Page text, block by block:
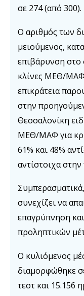
σε 274 (από 300).
Ο αριθμός των
μειούμενος,
επιβάρυνση στο
κλίνες ΜΕΘ/ΜΑΦ
επικράτεια
στην
Θεσσαλονίκη
ΜΕΘ/ΜΑΦ για
61% και 48%
αντίστοιχα
συνεχίζει να
επαγρύπνηση
προληπτικών
Ο κυλιόμενος
διαμορφώθηκε
τεστ και 15.156